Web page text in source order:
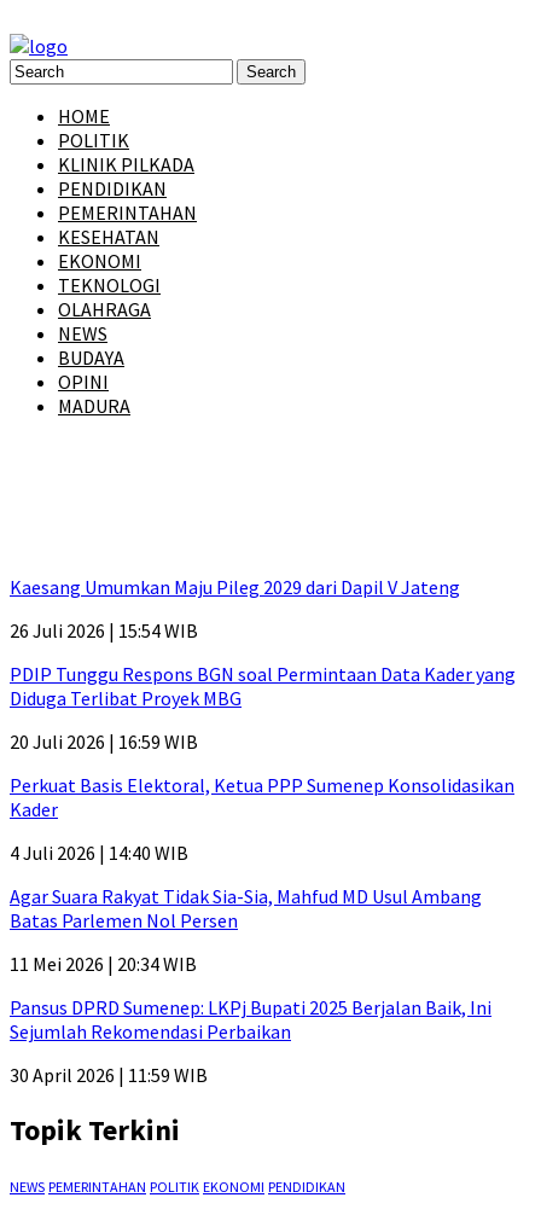
HOME
POLITIK
KLINIK PILKADA
PENDIDIKAN
PEMERINTAHAN
KESEHATAN
EKONOMI
TEKNOLOGI
OLAHRAGA
NEWS
BUDAYA
OPINI
MADURA
Kaesang Umumkan Maju Pileg 2029 dari Dapil V Jateng
26 Juli 2026 | 15:54 WIB
PDIP Tunggu Respons BGN soal Permintaan Data Kader yang
Diduga Terlibat Proyek MBG
20 Juli 2026 | 16:59 WIB
Perkuat Basis Elektoral, Ketua PPP Sumenep Konsolidasikan
Kader
4 Juli 2026 | 14:40 WIB
Agar Suara Rakyat Tidak Sia-Sia, Mahfud MD Usul Ambang
Batas Parlemen Nol Persen
11 Mei 2026 | 20:34 WIB
Pansus DPRD Sumenep: LKPj Bupati 2025 Berjalan Baik, Ini
Sejumlah Rekomendasi Perbaikan
30 April 2026 | 11:59 WIB
Topik Terkini
NEWS PEMERINTAHAN POLITIK EKONOMI PENDIDIKAN